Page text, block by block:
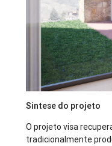
Sintese do projeto
O projeto visa
tradicionalmente